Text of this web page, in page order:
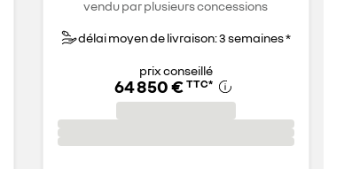
vendu par plusieurs concessions
délai moyen de livraison: 3 semaines *
prix conseillé
64 850 € TTC*